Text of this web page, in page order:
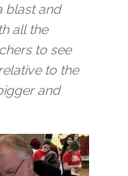
blast and
all the
to see
to the
and